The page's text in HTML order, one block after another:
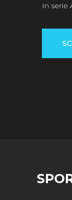
In serie